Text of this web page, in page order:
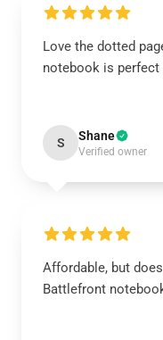
Love the dotted
notebook is
S Shane
Verified owner
Affordable, but
Battlefront